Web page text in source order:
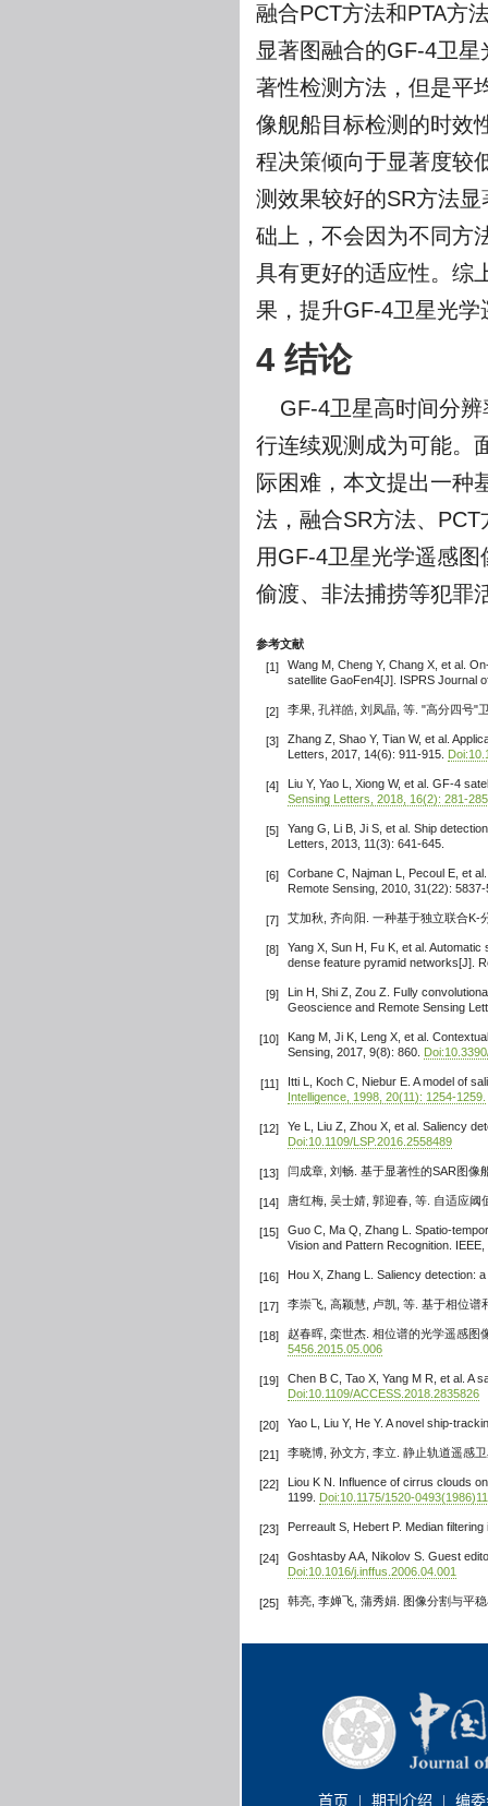
融合PCT方法和PTA方
显著图融合的GF-4卫
著性检测方法，但是平
像舰船目标检测的时效
程决策倾向于显著度较
测效果较好的SR方法
础上，不会因为不同方
具有更好的适应性。综
果，提升GF-4卫星光
4 结论
GF-4卫星高时间分
行连续观测成为可能。
际困难，本文提出一种
法，融合SR方法、
用GF-4卫星光学遥感
偷渡、非法捕捞等犯罪
参考文献
[1]
Wang M, Cheng Y, Chang X, et al.
satellite GaoFen4[J]. ISPRS Journal
[2] 李果, 孔祥皓, 刘凤晶, 等. "高分四号"
[3]
Zhang Z, Shao Y, Tian W, et al.
Letters, 2017, 14(6): 911-915.
[4]
Liu Y, Yao L, Xiong W, et al. GF-4
Sensing Letters, 2018, 16(2): 281-
[5]
Yang G, Li B, Ji S, et al. Ship
Letters, 2013, 11(3): 641-645.
[6]
Corbane C, Najman L, Pecoul E, et
Remote Sensing, 2010, 31(22):
[7] 艾加秋, 齐向阳. 一种基于独立联合K-
[8]
Yang X, Sun H, Fu K, et al.
dense feature pyramid networks[J].
[9]
Lin H, Shi Z, Zou Z. Fully
Geoscience and Remote Sensing
[10]
Kang M, Ji K, Leng X, et al.
Sensing, 2017, 9(8): 860.
[11]
Itti L, Koch C, Niebur E. A model of
Intelligence, 1998, 20(11): 1254-1259.
[12]
Ye L, Liu Z, Zhou X, et al. Saliency
Doi:10.1109/LSP.2016.2558489
[13] 闫成章, 刘畅. 基于显著性的SAR图像
[14] 唐红梅, 吴士婧, 郭迎春, 等. 自适应
[15]
Guo C, Ma Q, Zhang L. Spatio-
Vision and Pattern Recognition.
[16] Hou X, Zhang L. Saliency detection:
[17] 李崇飞, 高颖慧, 卢凯, 等. 基于相位
[18]
赵春晖, 栾世杰. 相位谱的光学遥感
5456.2015.05.006
[19]
Chen B C, Tao X, Yang M R, et al. A
Doi:10.1109/ACCESS.2018.2835826
[20] Yao L, Liu Y, He Y. A novel ship-
[21] 李晓博, 孙文方, 李立. 静止轨道遥感
[22]
Liou K N. Influence of cirrus clouds
1199. Doi:10.1175/1520-
[23] Perreault S, Hebert P. Median
[24]
Goshtasby A A, Nikolov S. Guest
Doi:10.1016/j.inffus.2006.04.001
[25] 韩亮, 李婵飞, 蒲秀娟. 图像分割与平